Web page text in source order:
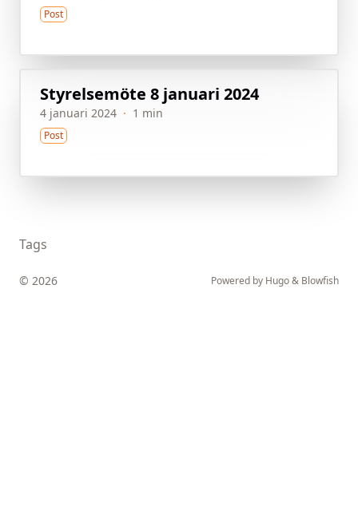
Post
Styrelsemöte 8 januari 2024
4 januari 2024 · 1 min
Post
Tags
© 2026 Powered by Hugo& Blowfish